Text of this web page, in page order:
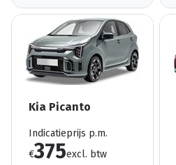
Kia Picanto
Indicatieprijs p.m.
€375excl. btw